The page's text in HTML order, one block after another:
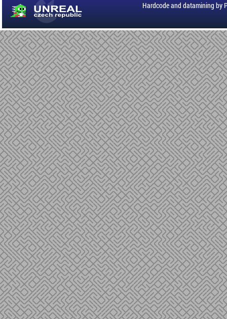
Hardcode and datamining by